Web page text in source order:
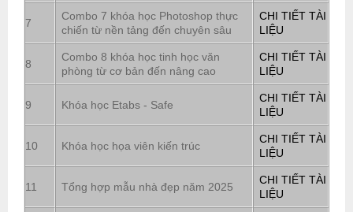
7
Combo 7 khóa học Photoshop thực
chiến từ nền tảng đến chuyên sâu
CHI TIẾT TÀI
LIỆU
8
Combo 8 khóa học tinh học văn
phòng từ cơ bản đến nâng cao
CHI TIẾT TÀI
LIỆU
9 Khóa học Etabs - Safe
CHI TIẾT TÀI
LIỆU
10 Khóa học họa viên kiến trúc
CHI TIẾT TÀI
LIỆU
11 Tổng hợp mẫu nhà đẹp năm 2025
CHI TIẾT TÀI
LIỆU